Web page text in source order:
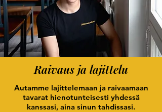
Raivaus ja lajittelu
Autamme lajittelemaan ja raivaamaan
tavarat hienotunteisesti yhdessä
kanssasi, aina sinun tahdissasi.